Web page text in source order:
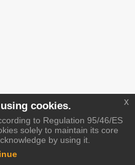
cookies.
to Regulation 95/46/ES
solely to maintain its core
by using it.
x